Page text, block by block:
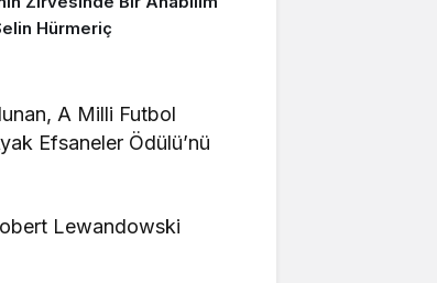
Hürmeriç
A Milli Futbol
Efsaneler Ödülü’nü
Lewandowski